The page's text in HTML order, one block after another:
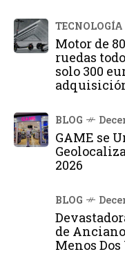
TECNOLOGÍA
Motor de
ruedas
solo 300
BLOG
GAME se
2026
BLOG
de
Menos